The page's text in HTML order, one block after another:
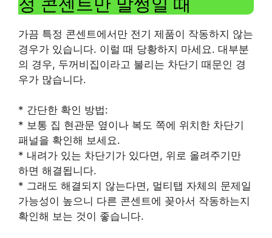
가끔 특정 콘센트에서만 전기 제품이 작동하지 않는
경우가 있습니다. 이럴 때 당황하지 마세요. 대부분
의 경우, 두꺼비집이라고 불리는 차단기 때문인 경
우가 많습니다.
* 간단한 확인 방법:
* 보통 집 현관문 옆이나 복도 쪽에 위치한 차단기
패널을 확인해 보세요.
* 내려가 있는 차단기가 있다면, 위로 올려주기만
하면 해결됩니다.
* 그래도 해결되지 않는다면, 멀티탭 자체의 문제일
가능성이 높으니 다른 콘센트에 꽂아서 작동하는지
확인해 보는 것이 좋습니다.